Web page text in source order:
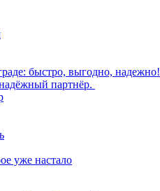
быстро, выгодно, надежно!
партнёр.
уже настало